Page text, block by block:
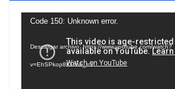
Reproductor
vídeo
Code 150: Unknown error.
Descargar archivo: https://www.youtube.com/watch?
v=EhSPkop8KPY&_=1